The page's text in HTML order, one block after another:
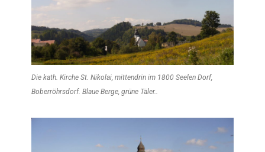
Die kath. Kirche St. Nikolai, mittendrin im 1800 Seelen Dorf,
Boberröhrsdorf. Blaue Berge, grüne Täler..